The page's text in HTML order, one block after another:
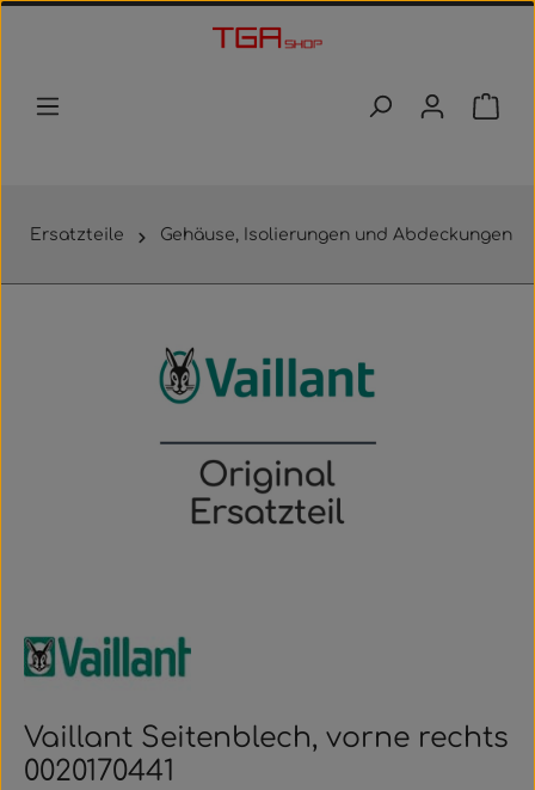
Zum Hauptinhalt springen
Ersatzteile Gehäuse, Isolierungen und Abdeckungen
Vaillant Seitenblech, vorne rechts
0020170441